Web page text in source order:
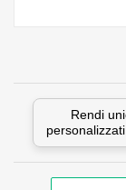
Rendi